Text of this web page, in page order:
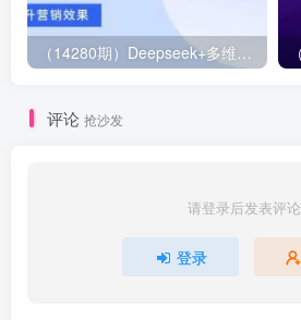
（14280期）Deepseek+多维表格，银行营销新利器，深度解析应用策略，提升营销效果
评论 抢沙发
请登录后发表评论
登录